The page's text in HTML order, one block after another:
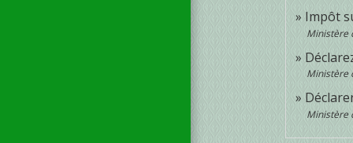
Impôt
Ministère
Ministère
Ministère